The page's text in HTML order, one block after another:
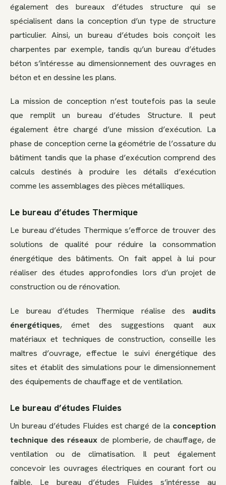
également des bureaux d’études structure qui se
spécialisent dans la conception d’un type de structure
particulier. Ainsi, un bureau d’études bois conçoit les
charpentes par exemple, tandis qu’un bureau d’études
béton s’intéresse au dimensionnement des ouvrages en
béton et en dessine les plans.
La mission de conception n’est toutefois pas la seule
que remplit un bureau d’études Structure. Il peut
également être chargé d’une mission d’exécution. La
phase de conception cerne la géométrie de l’ossature du
bâtiment tandis que la phase d’exécution comprend des
calculs destinés à produire les détails d’exécution
comme les assemblages des pièces métalliques.
Le bureau d’études Thermique
Le bureau d’études Thermique s’efforce de trouver des
solutions de qualité pour réduire la consommation
énergétique des bâtiments. On fait appel à lui pour
réaliser des études approfondies lors d’un projet de
construction ou de rénovation.
Le bureau d’études Thermique réalise des audits
énergétiques, émet des suggestions quant aux
matériaux et techniques de construction, conseille les
maîtres d’ouvrage, effectue le suivi énergétique des
sites et établit des simulations pour le dimensionnement
des équipements de chauffage et de ventilation.
Le bureau d’études Fluides
Un bureau d’études Fluides est chargé de la conception
technique des réseaux de plomberie, de chauffage, de
ventilation ou de climatisation. Il peut également
concevoir les ouvrages électriques en courant fort ou
faible. Le bureau d’études Fluides s’intéresse au